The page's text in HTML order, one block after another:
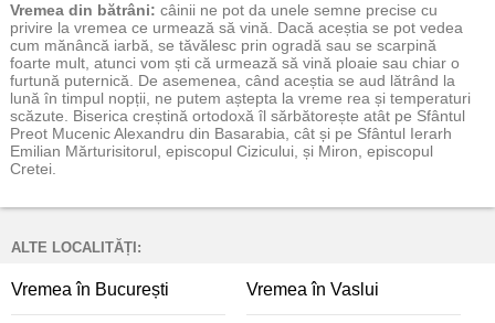
Vremea din bătrâni: câinii ne pot da unele semne precise cu
privire la vremea ce urmează să vină. Dacă aceștia se pot vedea
cum mănâncă iarbă, se tăvălesc prin ogradă sau se scarpină
foarte mult, atunci vom ști că urmează să vină ploaie sau chiar o
furtună puternică. De asemenea, când aceștia se aud lătrând la
lună în timpul nopții, ne putem aștepta la vreme rea și temperaturi
scăzute. Biserica creștină ortodoxă îl sărbătorește atât pe Sfântul
Preot Mucenic Alexandru din Basarabia, cât și pe Sfântul Ierarh
Emilian Mărturisitorul, episcopul Cizicului, și Miron, episcopul
Cretei.
ALTE LOCALITĂȚI:
Vremea în București Vremea în Vaslui